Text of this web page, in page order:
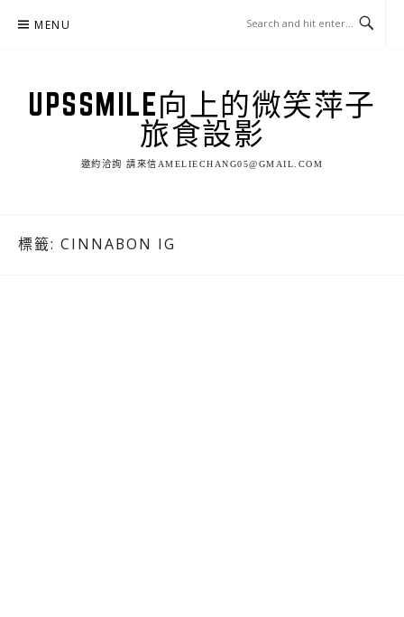
MENU
UPSSMILE向上的微笑萍子
旅食設影
邀約洽詢 請來信AMELIECHANG05@GMAIL.COM
標籤: CINNABON IG